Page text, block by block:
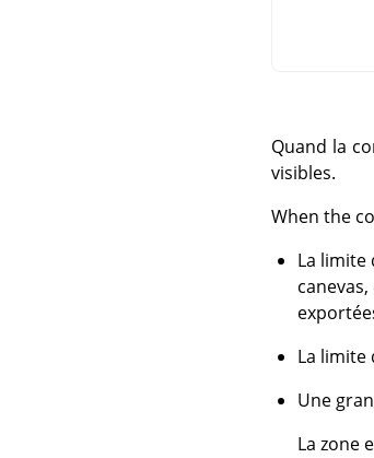
Quand la
visibles.
When the
La limite
La limite
Une
La zone